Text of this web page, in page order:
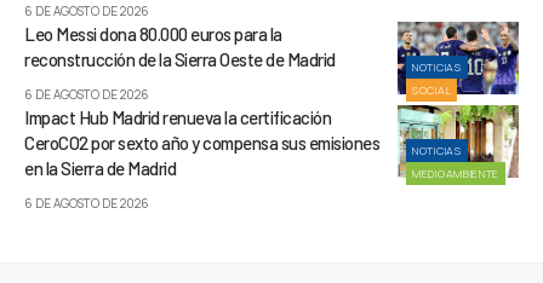
6 DE AGOSTO DE 2026
NOTICIAS
SOCIAL
Leo Messi dona 80.000 euros para la
reconstrucción de la Sierra Oeste de Madrid
6 DE AGOSTO DE 2026
NOTICIAS
MEDIOAMBIENTE
Impact Hub Madrid renueva la certificación
CeroCO2 por sexto año y compensa sus emisiones
en la Sierra de Madrid
6 DE AGOSTO DE 2026